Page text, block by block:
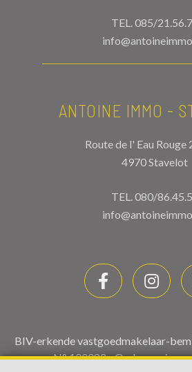
TEL.085/
ANTOINE IMMO -
Route de l' Eau Rouge
4970 Stavelot
TEL.080/
BIV-erkende vastgoedmakelaar-
N° 100082 -